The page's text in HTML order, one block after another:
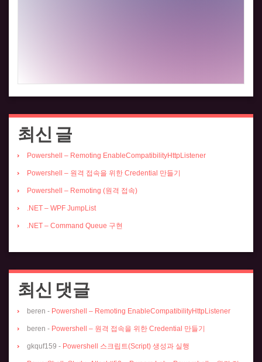
최신 글
Powershell – Remoting EnableCompatibilityHttpListener
Powershell – 원격 접속을 위한 Credential 만들기
Powershell – Remoting (원격 접속)
.NET – WPF JumpList
.NET – Command Queue 구현
최신 댓글
beren - Powershell – Remoting EnableCompatibilityHttpListener
beren - Powershell – 원격 접속을 위한 Credential 만들기
gkquf159 - Powershell 스크립트(Script) 생성과 실행